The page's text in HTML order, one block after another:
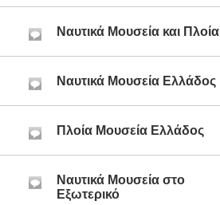
Ναυτικά Μουσεία και Πλοία
Ναυτικά Μουσεία Ελλάδος
Πλοία Μουσεία Ελλάδος
Ναυτικά Μουσεία στο
Εξωτερικό